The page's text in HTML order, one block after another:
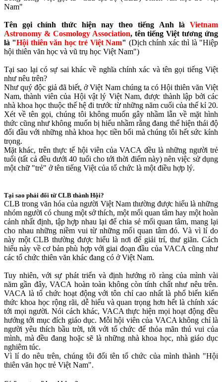
Nam"
Tên gọi chính thức hiện nay theo tiếng Anh là Vietnam
Astronomy & Cosmology Association, tên tiếng Việt tương ứng
là "Hội thiên văn học trẻ Việt Nam" (Dịch chính xác thì là "Hiệp
hội thiên văn học và vũ trụ học Việt Nam")
Tại sao lại có sự sai khác về nghĩa chính xác và tên gọi tiếng Việt
như nêu trên?
Như quý độc giả đã biết, ở Việt Nam chúng ta có Hội thiên văn Việt
Nam, thành viên của Hội vật lý Việt Nam, được thành lập bởi các
nhà khoa học thuộc thế hệ đi trước từ những năm cuối của thế kỉ 20.
Xét về tên gọi, chúng tôi không muốn gây nhầm lẫn về mặt hình
thức cũng như không muốn bị hiểu nhầm rằng đang thể hiện thái độ
đối đầu với những nhà khoa học tiền bối mà chúng tôi hết sức kính
trọng.
Mặt khác, trên thực tế hội viên của VACA đều là những người trẻ
tuổi (tất cả đều dưới 40 tuổi cho tới thời điểm này) nên việc sử dụng
một chữ "trẻ" ở tên tiếng Việt của tổ chức là một điều hợp lý.
Tại sao phải đổi từ CLB thành Hội?
CLB trong văn hóa của người Việt Nam thường được hiểu là những
nhóm người có chung một sở thích, một mối quan tâm hay một hoàn
cảnh nhất định, tập hợp nhau lại để chia sẻ mối quan tâm, mang lại
cho nhau những niềm vui từ những mối quan tâm đó. Và vì lí do
này một CLB thường được hiểu là nơi để giải trí, thư giãn. Cách
hiểu này về cơ bản phù hợp với giai đoạn đầu của VACA cũng như
các tổ chức thiên văn khác đang có ở Việt Nam.
Tuy nhiên, với sự phát triển và định hướng rõ ràng của mình vài
năm gần đây, VACA hoàn toàn không còn tính chất như nêu trên.
VACA là tổ chức hoạt động với tôn chỉ cao nhất là phổ biến kiến
thức khoa học rộng rãi, dễ hiểu và quan trọng hơn hết là chính xác
tới mọi người. Nói cách khác, VACA thực hiện mọi hoạt động đều
hướng tới mục đích giáo dục. Mỗi hội viên của VACA không chỉ là
người yêu thích bầu trời, tới với tổ chức để thỏa mãn thú vui của
mình, mà đều đang hoặc sẽ là những nhà khoa học, nhà giáo dục
nghiêm túc.
Vì lí do nêu trên, chúng tôi đổi tên tổ chức của mình thành "Hội
thiên văn học trẻ Việt Nam".